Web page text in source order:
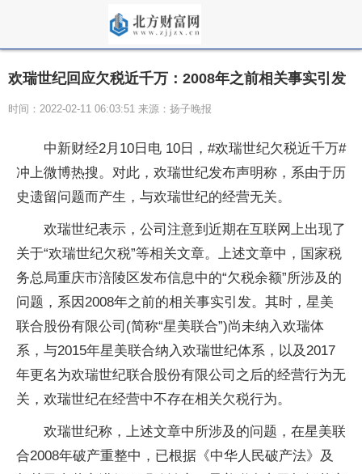
欢瑞世纪回应欠税近千万：2008年之前相关事实引发
时间：2022-02-11 06:03:51 来源：扬子晚报
中新财经2月10日电 10日，#欢瑞世纪欠税近千万#
冲上微博热搜。对此，欢瑞世纪发布声明称，系由于历
史遗留问题而产生，与欢瑞世纪的经营无关。
欢瑞世纪表示，公司注意到近期在互联网上出现了
关于“欢瑞世纪欠税”等相关文章。上述文章中，国家税
务总局重庆市涪陵区发布信息中的“欠税余额”所涉及的
问题，系因2008年之前的相关事实引发。其时，星美
联合股份有限公司(简称“星美联合”)尚未纳入欢瑞体
系，与2015年星美联合纳入欢瑞世纪体系，以及2017
年更名为欢瑞世纪联合股份有限公司之后的经营行为无
关，欢瑞世纪在经营中不存在相关欠税行为。
欢瑞世纪称，上述文章中所涉及的问题，在星美联
合2008年破产重整中，已根据《中华人民破产法》及